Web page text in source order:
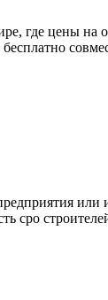
где цены на
или
сро